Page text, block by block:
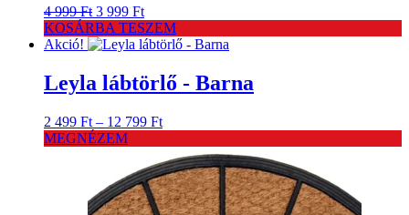
4 999Ft Original
price
was:
999 Ft.
3 999 FtCurrent
price
is:
999 Ft.
KOSÁRBA TESZEM
Akció!
Leyla lábtörlő - Barna
2 499 Ft – 12 799 FtÁrtartomány:
499 Ft
-
12
799 Ft
MEGNÉZEM